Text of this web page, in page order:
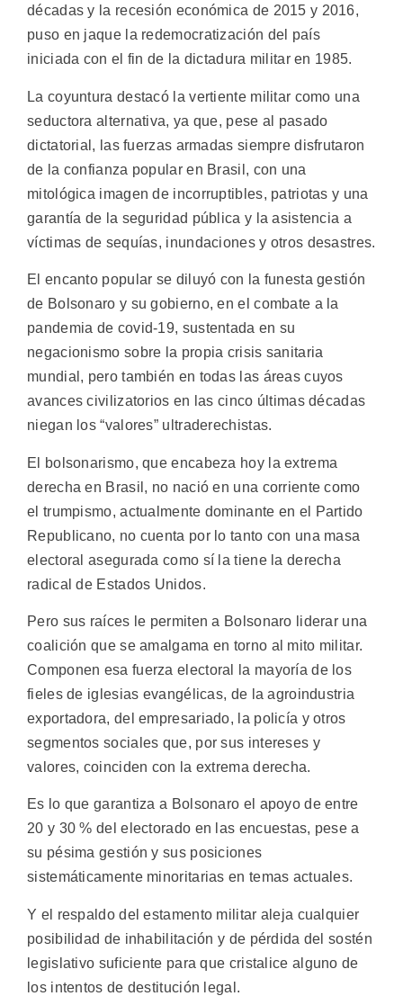
décadas y la recesión económica de 2015 y 2016,
puso en jaque la redemocratización del país
iniciada con el fin de la dictadura militar en 1985.
La coyuntura destacó la vertiente militar como una
seductora alternativa, ya que, pese al pasado
dictatorial, las fuerzas armadas siempre disfrutaron
de la confianza popular en Brasil, con una
mitológica imagen de incorruptibles, patriotas y una
garantía de la seguridad pública y la asistencia a
víctimas de sequías, inundaciones y otros desastres.
El encanto popular se diluyó con la funesta gestión
de Bolsonaro y su gobierno, en el combate a la
pandemia de covid-19, sustentada en su
negacionismo sobre la propia crisis sanitaria
mundial, pero también en todas las áreas cuyos
avances civilizatorios en las cinco últimas décadas
niegan los “valores” ultraderechistas.
El bolsonarismo, que encabeza hoy la extrema
derecha en Brasil, no nació en una corriente como
el trumpismo, actualmente dominante en el Partido
Republicano, no cuenta por lo tanto con una masa
electoral asegurada como sí la tiene la derecha
radical de Estados Unidos.
Pero sus raíces le permiten a Bolsonaro liderar una
coalición que se amalgama en torno al mito militar.
Componen esa fuerza electoral la mayoría de los
fieles de iglesias evangélicas, de la agroindustria
exportadora, del empresariado, la policía y otros
segmentos sociales que, por sus intereses y
valores, coinciden con la extrema derecha.
Es lo que garantiza a Bolsonaro el apoyo de entre
20 y 30 % del electorado en las encuestas, pese a
su pésima gestión y sus posiciones
sistemáticamente minoritarias en temas actuales.
Y el respaldo del estamento militar aleja cualquier
posibilidad de inhabilitación y de pérdida del sostén
legislativo suficiente para que cristalice alguno de
los intentos de destitución legal.